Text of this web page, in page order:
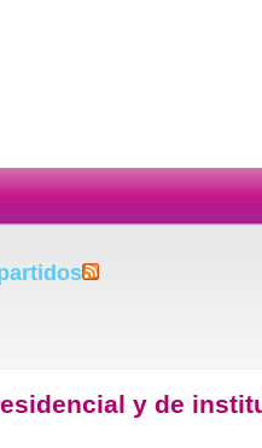
y de